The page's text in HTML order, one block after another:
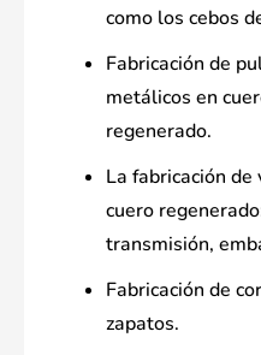
como los cebos
Fabricación de
metálicos en
regenerado.
La fabricación
cuero
transmisión,
Fabricación de
zapatos.